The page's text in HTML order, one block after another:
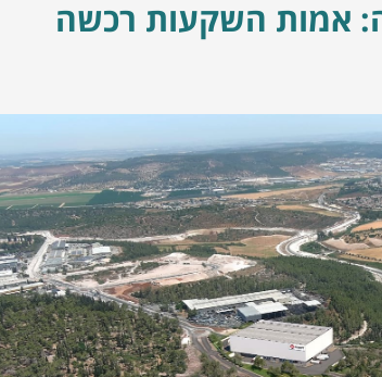
אמות השקעות רכשה